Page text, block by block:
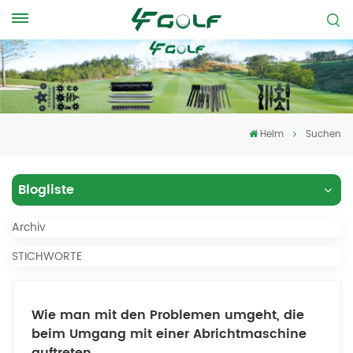
Heim Suchen
Blogliste
Archiv
STICHWORTE
Wie man mit den Problemen umgeht, die
beim Umgang mit einer Abrichtmaschine